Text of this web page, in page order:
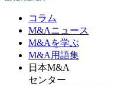
コラム
M&Aニュース
M&Aを学ぶ
M&A 用語集
日本M&A
センター